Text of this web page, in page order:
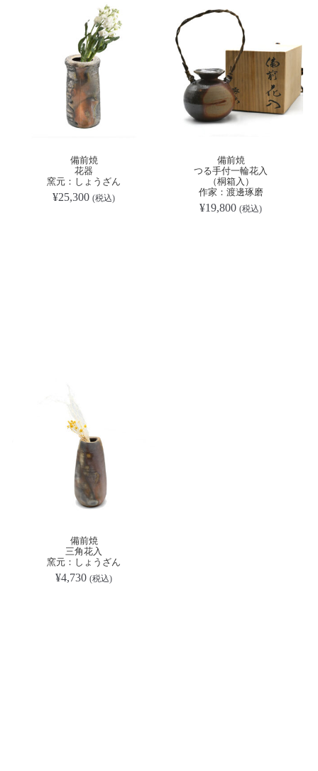
備前焼
花器
窯元：しょうざん
¥25,300 (税込)
備前焼
つる手付一輪花入
（桐箱入）
作家：渡邊琢磨
¥19,800 (税込)
備前焼
三角花入
窯元：しょうざん
¥4,730 (税込)